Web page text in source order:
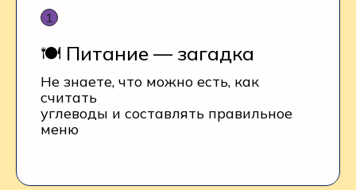
🍽️ Питание — загадка
Не знаете, что можно есть, как
считать
углеводы и составлять правильное
меню